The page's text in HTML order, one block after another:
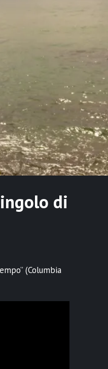
di
(Columbia